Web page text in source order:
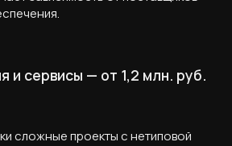
и сервисы — от 1,2 млн. руб.
сложные проекты с нетиповой